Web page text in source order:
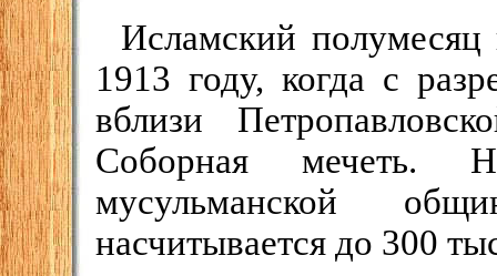
Исламский
1913 году, когда с
вблизи
Соборная мечеть.
мусульманской
насчитывается до 300